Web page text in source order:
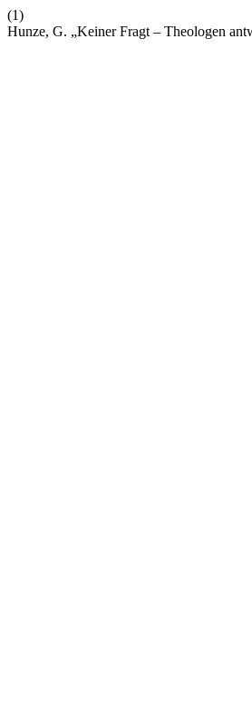
(1)
Hunze, G. „Keiner Fragt – Theologen